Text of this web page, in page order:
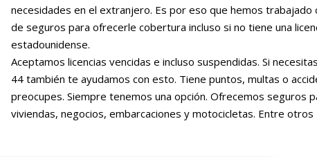
necesidades en el extranjero. Es por eso que hemos trabajado
de seguros para ofrecerle cobertura incluso si no tiene una
estadounidense.
Aceptamos licencias vencidas e incluso suspendidas. Si
44 también te ayudamos con esto. Tiene puntos, multas o
preocupes. Siempre tenemos una opción. Ofrecemos seguros
viviendas, negocios, embarcaciones y motocicletas. Entre otros